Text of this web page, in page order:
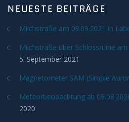
Saturn
Deep Sky
Bedeckungen
NEUESTE BEITRÄGE
Milchstraße am 09.09.2021 in
Milchstraße über Schlossruine
5. September 2021
Magnetometer SAM (Simple
Meteorbeobachtung ab
2020